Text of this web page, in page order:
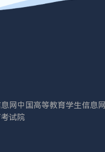
网 中国高等教育学生信息网
考试院